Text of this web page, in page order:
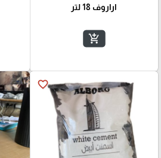
اراروف 18 لتر
add_shopping_cart
favorite_border